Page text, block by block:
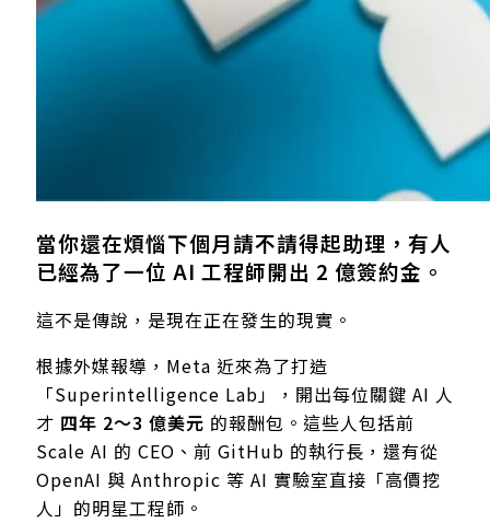
當你還在煩惱下個月請不請得起助理，有人
已經為了一位 AI 工程師開出 2 億簽約金。
這不是傳說，是現在正在發生的現實。
根據外媒報導，Meta 近來為了打造
「Superintelligence Lab」，開出每位關鍵 AI 人
才 四年 2～3 億美元 的報酬包。這些人包括前
Scale AI 的 CEO、前 GitHub 的執行長，還有從
OpenAI 與 Anthropic 等 AI 實驗室直接「高價挖
人」的明星工程師。